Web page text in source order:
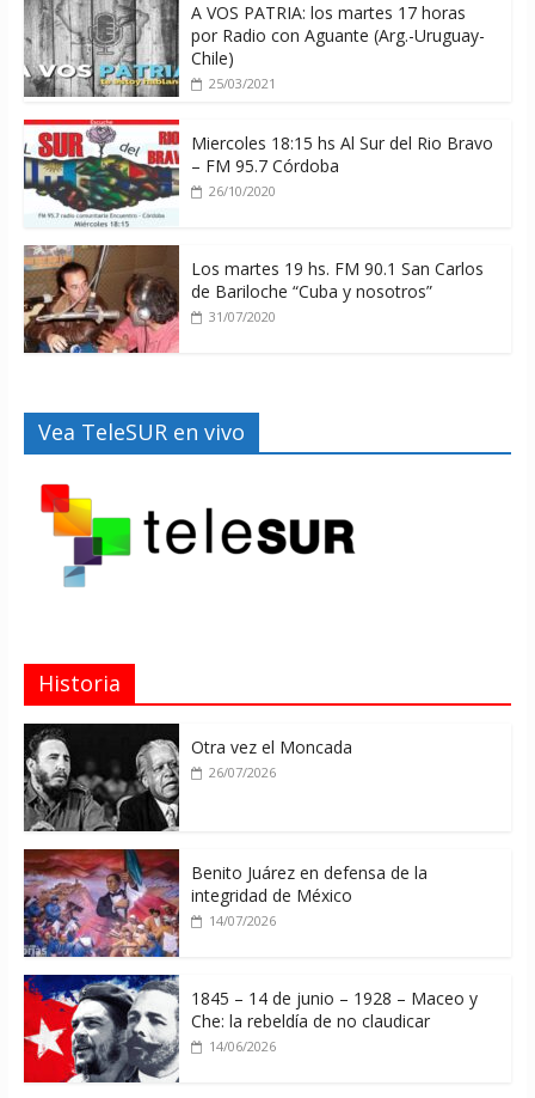
A VOS PATRIA: los martes 17 horas
por Radio con Aguante (Arg.-Uruguay-
Chile)
25/03/2021
Miercoles 18:15 hs Al Sur del Rio Bravo
– FM 95.7 Córdoba
26/10/2020
Los martes 19 hs. FM 90.1 San Carlos
de Bariloche “Cuba y nosotros”
31/07/2020
Vea TeleSUR en vivo
Historia
Otra vez el Moncada
26/07/2026
Benito Juárez en defensa de la
integridad de México
14/07/2026
1845 – 14 de junio – 1928 – Maceo y
Che: la rebeldía de no claudicar
14/06/2026